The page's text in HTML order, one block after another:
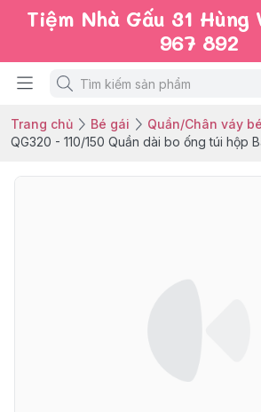
Tiệm Nhà Gấu 31 Hùng
967 892
Trang chủ Bé gái
Quần/Chân váy
QG320 - 110/150 Quần dài bo ống túi hộp